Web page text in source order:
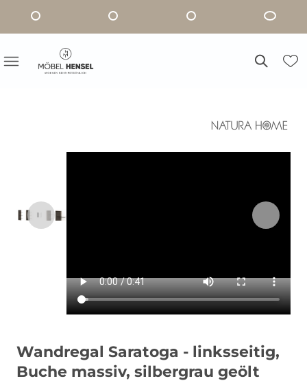
Wandregal Saratoga - linksseitig,
Buche massiv, silbergrau geölt